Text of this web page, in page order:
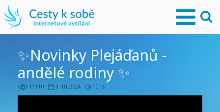
✨Novinky Plejáďanů -
andělé rodiny ✨
17910 3. 10. 2024 10:16